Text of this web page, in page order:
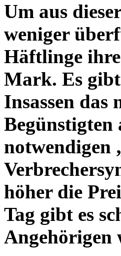
Um aus
weniger
Häftlinge
Mark. Es gibt
Insassen das
Begünstigten
notwendigen
höher die
Tag gibt es
Angehörigen